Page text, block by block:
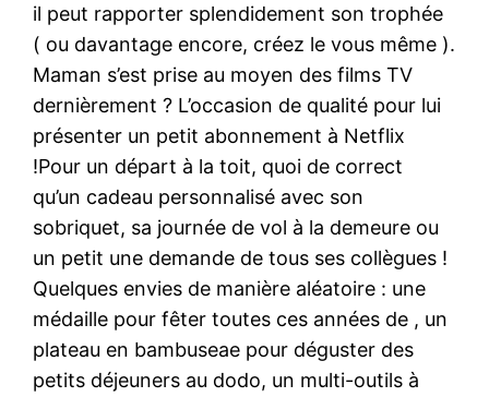
il peut rapporter splendidement son trophée
( ou davantage encore, créez le vous même ).
Maman s’est prise au moyen des films TV
dernièrement ? L’occasion de qualité pour lui
présenter un petit abonnement à Netflix
!Pour un départ à la toit, quoi de correct
qu’un cadeau personnalisé avec son
sobriquet, sa journée de vol à la demeure ou
un petit une demande de tous ses collègues !
Quelques envies de manière aléatoire : une
médaille pour fêter toutes ces années de , un
plateau en bambuseae pour déguster des
petits déjeuners au dodo, un multi-outils à